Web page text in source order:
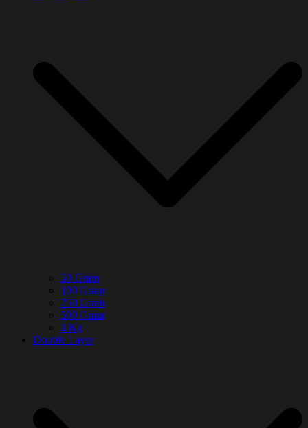
50 Gram
100 Gram
250 Gram
500 Gram
1 Kg
Double Layer